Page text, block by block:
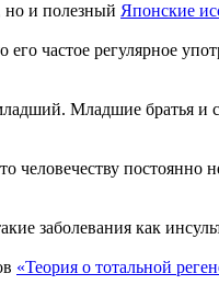
Японские
частое регулярное
Младшие братья и
человечеству
заболевания как
«Теория о тотальной